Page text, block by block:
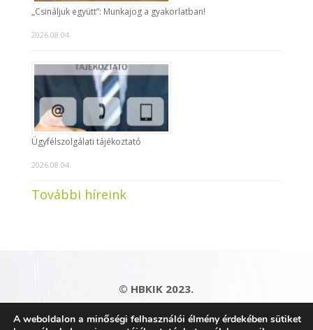
„Csináljuk együtt”: Munkajog a gyakorlatban!
2026.08.04.
Ügyfélszolgálati tájékoztató
2026.08.04.
További híreink
© HBKIK 2023.
Adatkezelési tájékoztató|Impresszum|
Kapcsolat|Honlaptérkép
A weboldalon a minőségi felhasználói élmény érdekében sütiket